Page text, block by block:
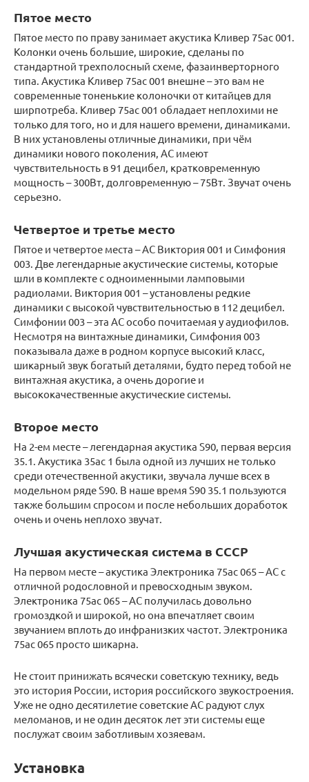
Пятое место
Пятое место по праву занимает акустика Кливер 75ас 001.
Колонки очень большие, широкие, сделаны по
стандартной трехполосный схеме, фазаинверторного
типа. Акустика Кливер 75ас 001 внешне – это вам не
современные тоненькие колоночки от китайцев для
ширпотреба. Кливер 75ас 001 обладает неплохими не
только для того, но и для нашего времени, динамиками.
В них установлены отличные динамики, при чём
динамики нового поколения, АС имеют
чувствительность в 91 децибел, кратковременную
мощность – 300Вт, долговременную – 75Вт. Звучат очень
серьезно.
Четвертое и третье место
Пятое и четвертое места – АС Виктория 001 и Симфония
003. Две легендарные акустические системы, которые
шли в комплекте с одноименными ламповыми
радиолами. Виктория 001 – установлены редкие
динамики с высокой чувствительностью в 112 децибел.
Симфонии 003 – эта АС особо почитаемая у аудиофилов.
Несмотря на винтажные динамики, Симфония 003
показывала даже в родном корпусе высокий класс,
шикарный звук богатый деталями, будто перед тобой не
винтажная акустика, а очень дорогие и
высококачественные акустические системы.
Второе место
На 2-ем месте – легендарная акустика S90, первая версия
35.1. Акустика 35ас 1 была одной из лучших не только
среди отечественной акустики, звучала лучше всех в
модельном ряде S90. В наше время S90 35.1 пользуются
также большим спросом и после небольших доработок
очень и очень неплохо звучат.
Лучшая акустическая система в СССР
На первом месте – акустика Электроника 75ас 065 – АС с
отличной родословной и превосходным звуком.
Электроника 75ас 065 – АС получилась довольно
громоздкой и широкой, но она впечатляет своим
звучанием вплоть до инфранизких частот. Электроника
75ас 065 просто шикарна.
Не стоит принижать всячески советскую технику, ведь
это история России, история российского звукостроения.
Уже не одно десятилетие советские АС радуют слух
меломанов, и не один десяток лет эти системы еще
послужат своим заботливым хозяевам.
Установка